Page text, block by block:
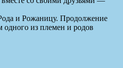
и Рожаницу. Продолжение
одного из племен и родов